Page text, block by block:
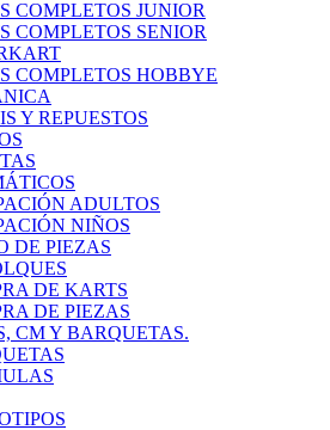
COMPLETOS JUNIOR
COMPLETOS SENIOR
COMPLETOS HOBBYE
Y REPUESTOS
ADULTOS
NIÑOS
DE PIEZAS
DE KARTS
DE PIEZAS
CM Y BARQUETAS.